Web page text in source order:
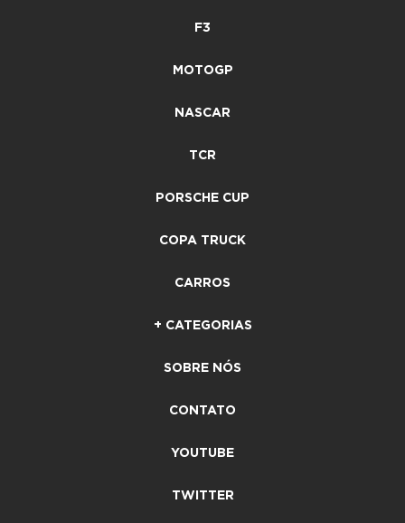
F3
MOTOGP
NASCAR
TCR
PORSCHE CUP
COPA TRUCK
CARROS
+ CATEGORIAS
SOBRE NÓS
CONTATO
YOUTUBE
TWITTER